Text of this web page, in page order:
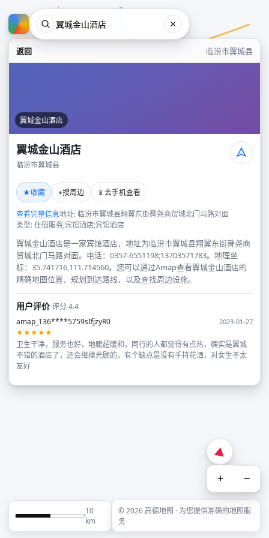
返回 临汾市翼城县
翼城金山酒店
翼城金山酒店
临汾市翼城县
★收藏 ⌖搜周边 📱 去手机查看
查看完整信息地址: 临汾市翼城县翔翼东街舜尧商贸城北门马路对面
类型: 住宿服务;宾馆酒店;宾馆酒店
翼城金山酒店是一家宾馆酒店，地址为临汾市翼城县翔翼东街舜尧商
贸城北门马路对面。电话：0357-6551198;13703571783。地理坐
标：35.741716,111.714560。您可以通过Amap查看翼城金山酒店的
精确地图位置、规划到达路线，以及查找周边设施。
用户评价评分 4.4
amap_136****5759sIfjzyR0
2023-01-27
★★★★★
卫生干净，服务也好，地暖超暖和，同行的人都觉得有点热，确实是翼城
不错的酒店了，还会继续光顾的，有个缺点是没有手持花洒，对女生不太
友好
+ −
10
km
© 2026 高德地图 · 为您提供准确的地图服
务